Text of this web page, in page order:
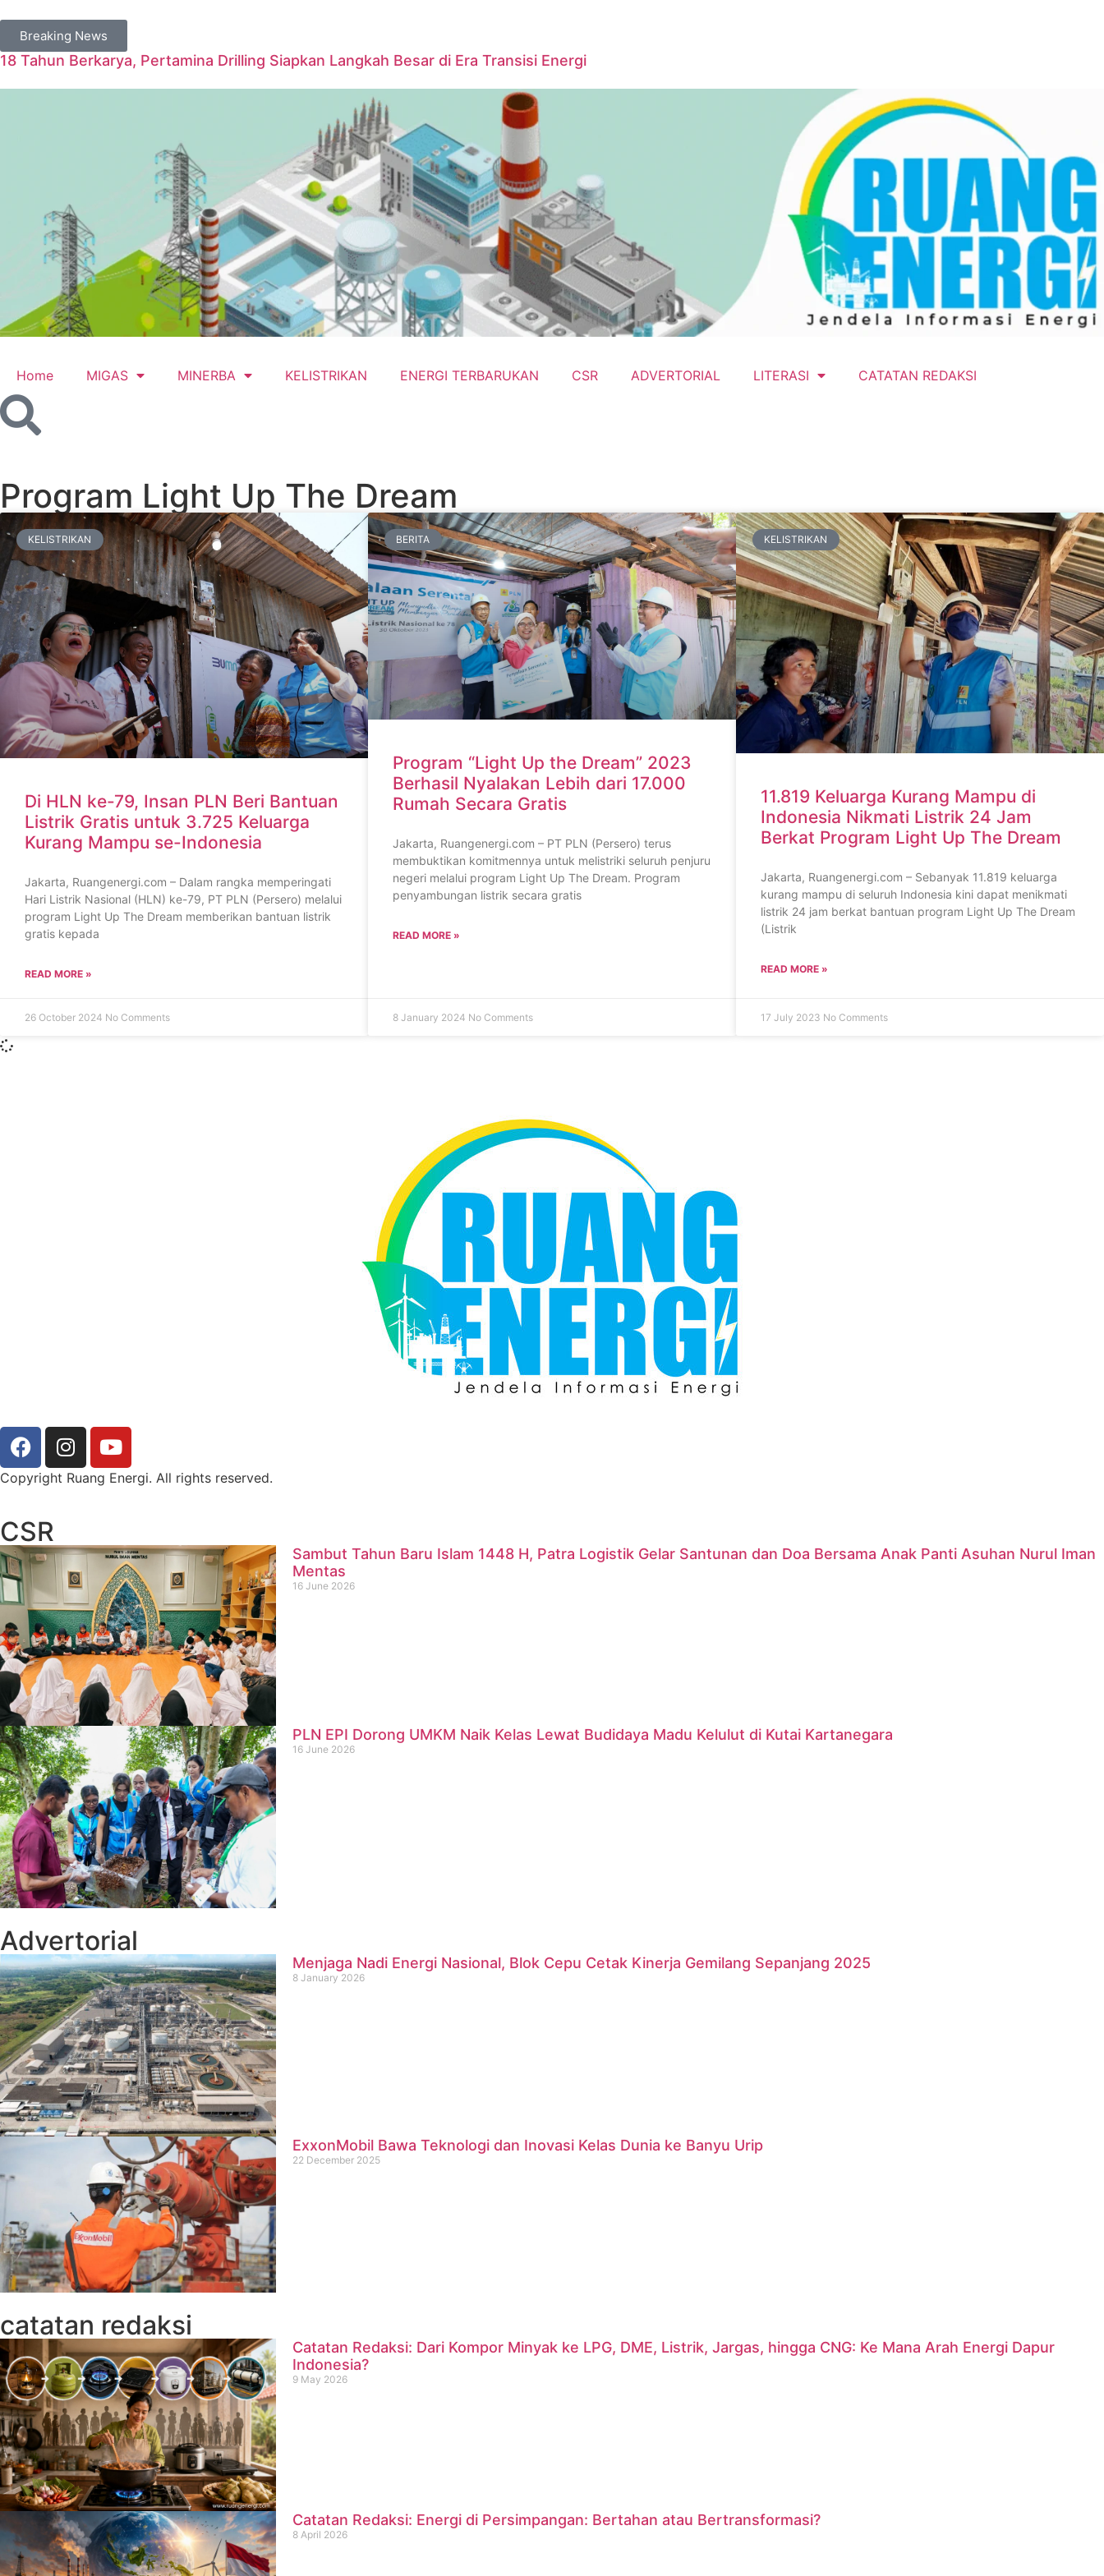
Breaking News
18 Tahun Berkarya, Pertamina Drilling Siapkan Langkah Besar di Era Transisi Energi
Home MIGAS MINERBA KELISTRIKAN ENERGI TERBARUKAN CSR ADVERTORIAL LITERASI CATATAN REDAKSI
Program Light Up The Dream
KELISTRIKAN
Di HLN ke-79, Insan PLN Beri Bantuan
Listrik Gratis untuk 3.725 Keluarga
Kurang Mampu se-Indonesia
Jakarta, Ruangenergi.com – Dalam rangka memperingati
Hari Listrik Nasional (HLN) ke-79, PT PLN (Persero) melalui
program Light Up The Dream memberikan bantuan listrik
gratis kepada
READ MORE »
26 October 2024 No Comments
BERITA
Program “Light Up the Dream” 2023
Berhasil Nyalakan Lebih dari 17.000
Rumah Secara Gratis
Jakarta, Ruangenergi.com – PT PLN (Persero) terus
membuktikan komitmennya untuk melistriki seluruh penjuru
negeri melalui program Light Up The Dream. Program
penyambungan listrik secara gratis
READ MORE »
8 January 2024 No Comments
KELISTRIKAN
11.819 Keluarga Kurang Mampu di
Indonesia Nikmati Listrik 24 Jam
Berkat Program Light Up The Dream
Jakarta, Ruangenergi.com – Sebanyak 11.819 keluarga
kurang mampu di seluruh Indonesia kini dapat menikmati
listrik 24 jam berkat bantuan program Light Up The Dream
(Listrik
READ MORE »
17 July 2023 No Comments
Copyright Ruang Energi. All rights reserved.
CSR
Sambut Tahun Baru Islam 1448 H, Patra Logistik Gelar Santunan dan Doa Bersama Anak Panti Asuhan Nurul Iman
Mentas
16 June 2026
PLN EPI Dorong UMKM Naik Kelas Lewat Budidaya Madu Kelulut di Kutai Kartanegara
16 June 2026
Advertorial
Menjaga Nadi Energi Nasional, Blok Cepu Cetak Kinerja Gemilang Sepanjang 2025
8 January 2026
ExxonMobil Bawa Teknologi dan Inovasi Kelas Dunia ke Banyu Urip
22 December 2025
catatan redaksi
Catatan Redaksi: Dari Kompor Minyak ke LPG, DME, Listrik, Jargas, hingga CNG: Ke Mana Arah Energi Dapur
Indonesia?
9 May 2026
Catatan Redaksi: Energi di Persimpangan: Bertahan atau Bertransformasi?
8 April 2026